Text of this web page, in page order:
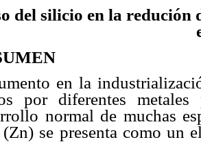
del silicio en la redución
en la
por diferentes metales
normal de muchas
se presenta como un